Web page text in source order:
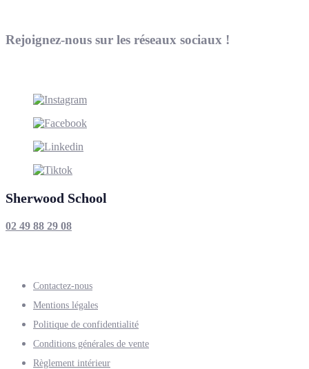
Rejoignez-nous sur les réseaux sociaux !
Sherwood School
02 49 88 29 08
Contactez-nous
Mentions légales
Politique de confidentialité
Conditions générales de vente
Règlement intérieur